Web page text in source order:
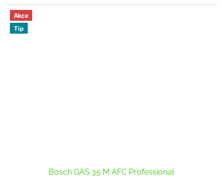
Akce
Tip
Bosch GAS 35 M AFC Professional